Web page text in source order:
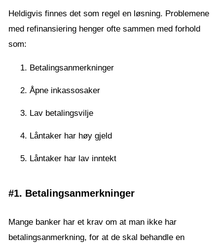
Heldigvis finnes det som regel en løsning. Problemene
med refinansiering henger ofte sammen med forhold
som:
Betalingsanmerkninger
Åpne inkassosaker
Lav betalingsvilje
Låntaker har høy gjeld
Låntaker har lav inntekt
#1. Betalingsanmerkninger
Mange banker har et krav om at man ikke har
betalingsanmerkning, for at de skal behandle en